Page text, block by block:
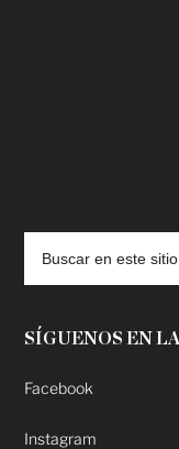
SÍGUENOS EN
Facebook
Instagram